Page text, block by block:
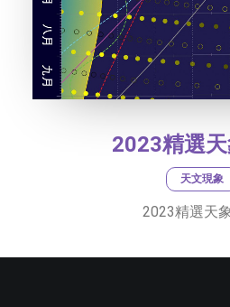
2023精選
天文現象
2023精選天